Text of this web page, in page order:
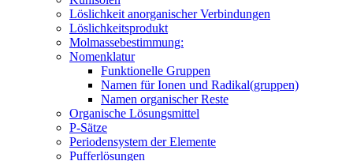
Löslichkeit anorganischer Verbindungen
Löslichkeitsprodukt
Molmassebestimmung:
Nomenklatur
Funktionelle Gruppen
Namen für Ionen und Radikal(gruppen)
Namen organischer Reste
Organische Lösungsmittel
P-Sätze
Periodensystem der Elemente
Pufferlösungen